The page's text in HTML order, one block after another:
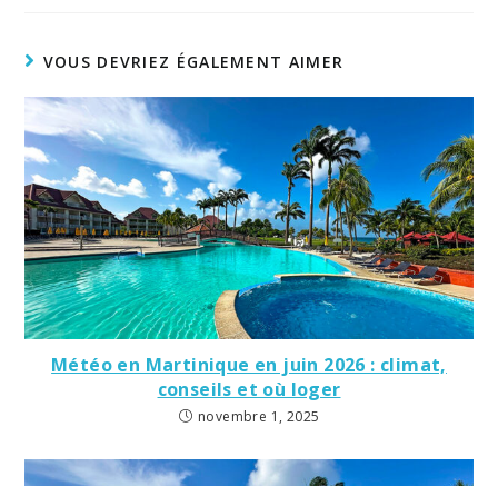
VOUS DEVRIEZ ÉGALEMENT AIMER
Météo en Martinique en juin 2026 : climat,
conseils et où loger
novembre 1, 2025